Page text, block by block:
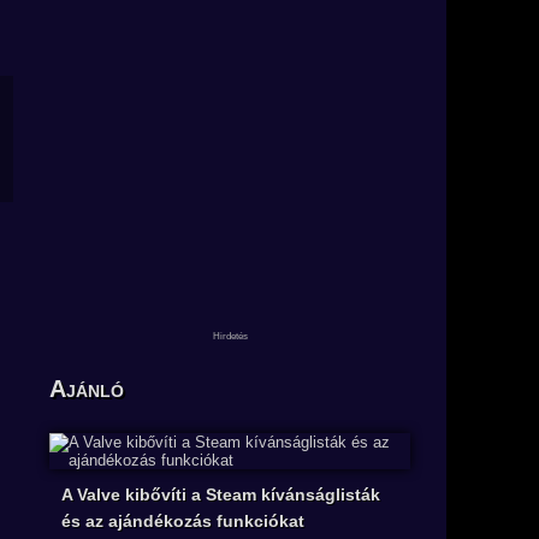
Ajánló
A Valve kibővíti a Steam kívánságlisták
és az ajándékozás funkciókat